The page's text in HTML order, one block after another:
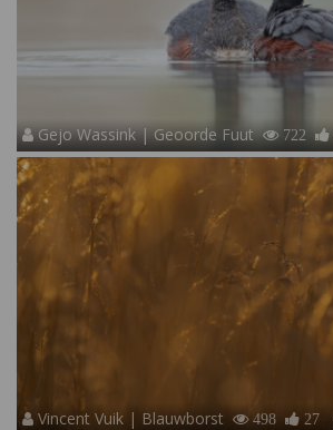
Gejo Wassink | Geoorde Fuut 722
Vincent Vuik | Blauwborst 498 27